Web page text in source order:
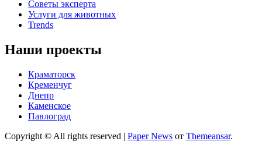
Советы эксперта
Услуги для животных
Trends
Наши проекты
Краматорск
Кременчуг
Днепр
Каменское
Павлоград
Copyright © All rights reserved | Paper News от Themeansar.